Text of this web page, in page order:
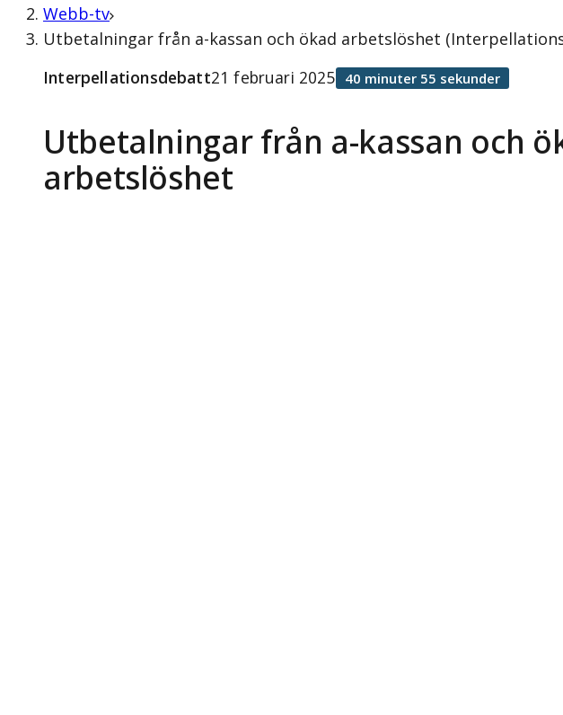
Webb-tv
Utbetalningar från a-kassan och ökad arbetslöshet
Utbetalningar från a-kassan och
arbetslöshet
Interpellationsdebatt21 februari 2025 40 minuter 55 sekunder